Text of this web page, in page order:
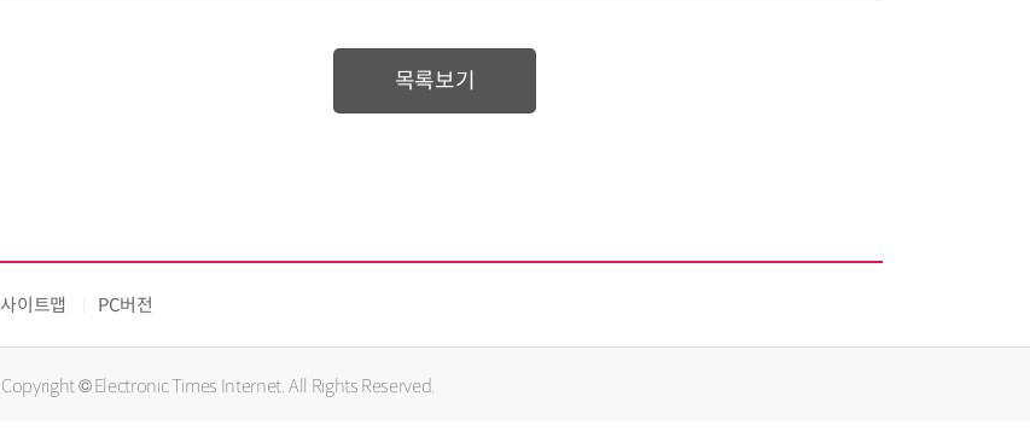
목록보기
사이트맵 PC버전
Copyright © Electronic Times Internet. All Rights Reserved.